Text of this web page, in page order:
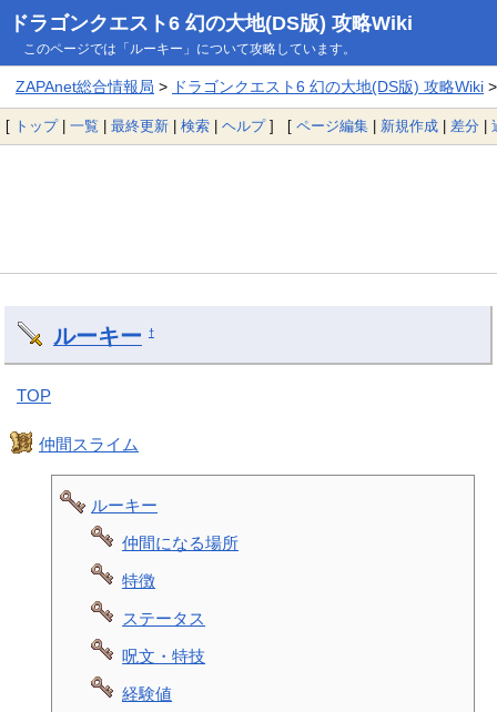
ドラゴンクエスト6 幻の大地(DS版) 攻略Wiki
このページでは「ルーキー」について攻略しています。
ZAPAnet総合情報局 > ドラゴンクエスト6 幻の大地(DS版) 攻略Wiki>
[ トップ| 一覧 | 最終更新 | 検索 | ヘルプ] [ ページ編集 | 新規作成 | 差分 |
ルーキー †
TOP
仲間スライム
ルーキー
仲間になる場所
特徴
ステータス
呪文・特技
経験値